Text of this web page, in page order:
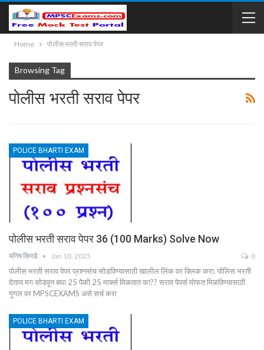
Home पोलीस भरती सराव पेपर
Browsing Tag
पोलीस भरती सराव पेपर
POLICE BHARTI EXAM
पोलीस भरती सराव पेपर 36 (100 Marks) Solve Now
मनिष किरडे Jan 10, 2025 0
पोलीस भरती सराव पेपर प्रश्नसंच सोडविण्यासाठी खालील लिंक वर क्लिक करा. पोलिस भरती
देताय मग सोडवून बघा 25 पैकी 25 मार्क्स मिळतात का?? सराव पेपर्स मोफत मिळविण्यासाठी
गूगल वर MPSCEXAMS असे सर्च करा
POLICE BHARTI EXAM